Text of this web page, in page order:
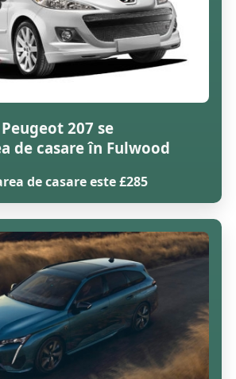
Peugeot 207 se
de casare în Fulwood
de casare este £285